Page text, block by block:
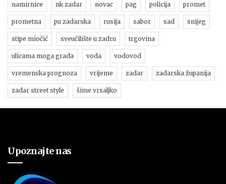
namirnice nk zadar novac pag policija promet
prometna pu zadarska rusija sabor sad snijeg
stipe miočić sveučilište u zadru trgovina
ulicama moga grada voda vodovod
vremenska prognoza vrijeme zadar zadarska županija
zadar street style šime vrsaljko
Upoznajte nas